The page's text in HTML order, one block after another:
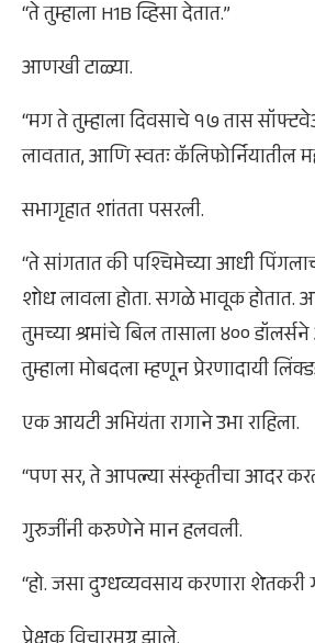
“ते तुम्हाला H1B व्हिसा देतात.”
आणखी टाळ्या.
“मग ते तुम्हाला दिवसाचे १७ तास
लावतात, आणि स्वतः कॅलिफोर्नियातील
सभागृहात शांतता पसरली.
“ते सांगतात की पश्चिमेच्या आधी
शोध लावला होता. सगळे भावूक
तुमच्या श्रमांचे बिल तासाला ४००
तुम्हाला मोबदला म्हणून प्रेरणादायी
एक आयटी अभियंता रागाने उभा राहिला.
“पण सर, ते आपल्या संस्कृतीचा आदर
गुरुजींनी करुणेने मान हलवली.
“हो. जसा दुग्धव्यवसाय करणारा शेतकरी